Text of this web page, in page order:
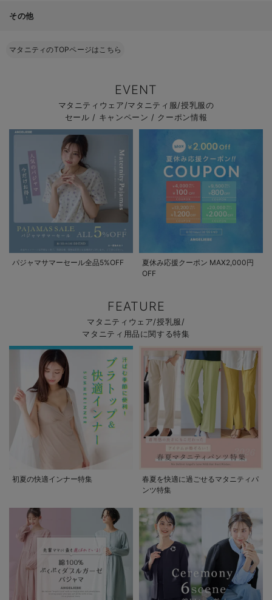
その他
マタニティのTOPページはこちら
EVENT
マタニティウェア/マタニティ服/授乳服の
セール / キャンペーン / クーポン情報
パジャマサマーセール全品5%OFF
夏休み応援クーポン MAX2,000円
OFF
FEATURE
マタニティウェア/授乳服/
マタニティ用品に関する特集
初夏の快適インナー特集
春夏を快適に過ごせるマタニティパ
ンツ特集